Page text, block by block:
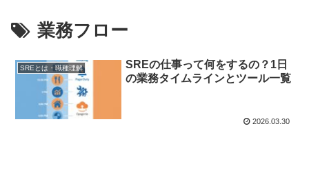
業務フロー
SREとは・職種理解
SREの仕事って何をするの？1日
の業務タイムラインとツール一覧
2026.03.30